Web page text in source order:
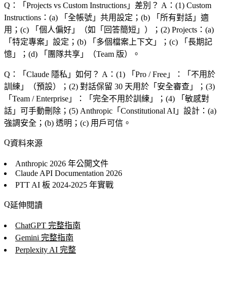
Q：「 Projects vs Custom Instructions 」差別？ A：(1) Custom
Instructions：(a) 「 全帳號 」共用設定；(b) 「 所有對話 」適
用；(c) 「 個人偏好 」（如「 回答簡短 」）；(2) Projects：(a)
「 特定專案 」設定；(b) 「 多個檔案上下文 」；(c) 「 長期記
憶 」；(d) 「 團隊共享 」（Team 版）。
Q：「 Claude 隱私 」如何？ A：(1) 「 Pro / Free 」：「 不用於
訓練 」（預設）；(2) 對話保留 30 天用於「 安全審查 」；(3)
「 Team / Enterprise 」：「 完全不用於訓練 」；(4) 「 敏感對
話 」可手動刪除；(5) Anthropic「 Constitutional AI 」設計：(a)
強調安全；(b) 透明；(c) 用戶可信。
資料來源
Anthropic 2026 年公開文件
Claude API Documentation 2026
PTT AI 板 2024-2025 年實戰
延伸閱讀
ChatGPT 完整指南
Gemini 完整指南
Perplexity AI 完整